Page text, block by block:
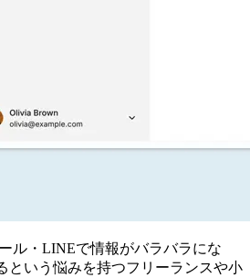
ル・LINEで情報がバラバラにな
という悩みを持つフリーランスや小